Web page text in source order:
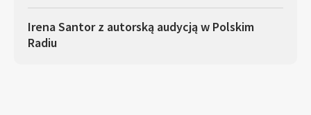
Irena Santor z autorską audycją w Polskim
Radiu